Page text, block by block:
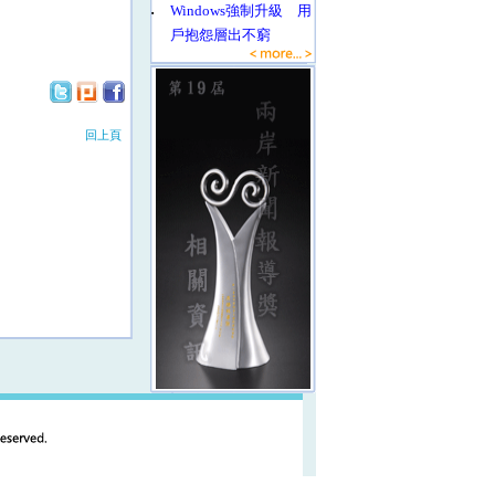
回上頁
‧
Windows強制升級 用
戶抱怨層出不窮